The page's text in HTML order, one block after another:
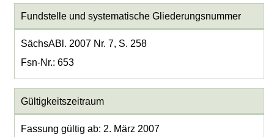
Fundstelle und systematische Gliederungsnummer
SächsABl. 2007 Nr. 7, S. 258
Fsn-Nr.: 653
Gültigkeitszeitraum
Fassung gültig ab: 2. März 2007